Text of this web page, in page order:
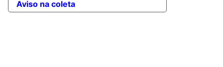
Aviso na coleta